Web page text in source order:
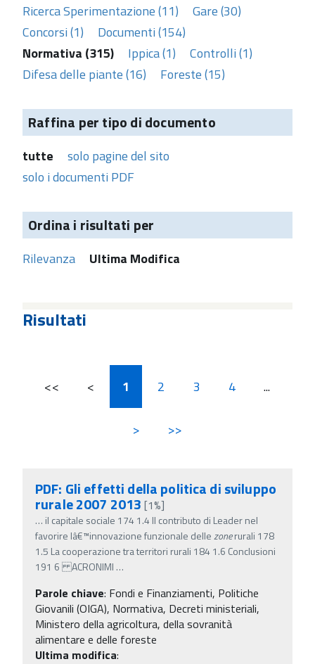
Ricerca Sperimentazione (11)
Gare (30)
Concorsi (1)
Documenti (154)
Normativa (315)
Ippica (1)
Controlli (1)
Difesa delle piante (16)
Foreste (15)
Raffina per tipo di documento
tutte
solo pagine del sito
solo i documenti PDF
Ordina i risultati per
Rilevanza Ultima Modifica
Risultati
<< < 1 2 3 4 ...
> >>
PDF: Gli effetti della politica di sviluppo
rurale 2007 2013 [1%]
… il capitale sociale 174 1.4 Il contributo di Leader nel
favorire lâ€™innovazione funzionale dellezonerurali 178
1.5 La cooperazione tra territori rurali 184 1.6 Conclusioni
191 6 ACRONIMI …
Parole chiave: Fondi e Finanziamenti, Politiche
Giovanili (OIGA), Normativa, Decreti ministeriali,
Ministero della agricoltura, della sovranità
alimentare e delle foreste
Ultima modifica: